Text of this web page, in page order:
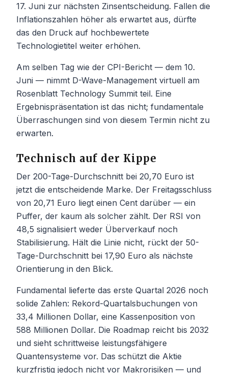
17. Juni zur nächsten Zinsentscheidung. Fallen die
Inflationszahlen höher als erwartet aus, dürfte
das den Druck auf hochbewertete
Technologietitel weiter erhöhen.
Am selben Tag wie der CPI-Bericht — dem 10.
Juni — nimmt D-Wave-Management virtuell am
Rosenblatt Technology Summit teil. Eine
Ergebnispräsentation ist das nicht; fundamentale
Überraschungen sind von diesem Termin nicht zu
erwarten.
Technisch auf der Kippe
Der 200-Tage-Durchschnitt bei 20,70 Euro ist
jetzt die entscheidende Marke. Der Freitagsschluss
von 20,71 Euro liegt einen Cent darüber — ein
Puffer, der kaum als solcher zählt. Der RSI von
48,5 signalisiert weder Überverkauf noch
Stabilisierung. Hält die Linie nicht, rückt der 50-
Tage-Durchschnitt bei 17,90 Euro als nächste
Orientierung in den Blick.
Fundamental lieferte das erste Quartal 2026 noch
solide Zahlen: Rekord-Quartalsbuchungen von
33,4 Millionen Dollar, eine Kassenposition von
588 Millionen Dollar. Die Roadmap reicht bis 2032
und sieht schrittweise leistungsfähigere
Quantensysteme vor. Das schützt die Aktie
kurzfristig jedoch nicht vor Makrorisiken — und